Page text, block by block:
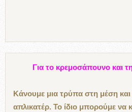
Για το κρεμοσάπουνο και
Κάνουμε μια τρύπα στη μέση
απλικατέρ. Το ίδιο μπορούμε να